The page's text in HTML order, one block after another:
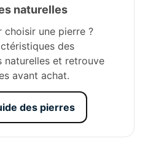
naturelles
choisir une pierre ?
des
naturelles et retrouve
avant achat.
des pierres